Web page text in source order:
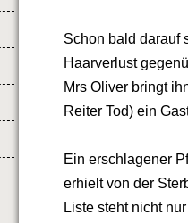
Schon bald darauf
Haarverlust
Mrs Oliver bringt
Reiter Tod) ein
Ein erschlagener
erhielt von der
Liste steht nicht